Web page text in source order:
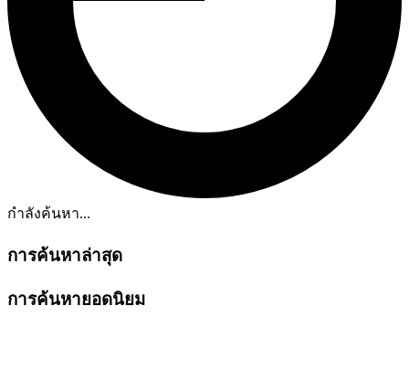
กำลังค้นหา...
การค้นหาล่าสุด
การค้นหายอดนิยม